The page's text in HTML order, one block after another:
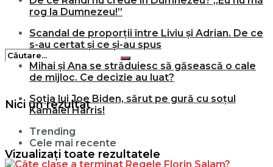
Nici un rezultat
Vizualizați toate rezultatele
rog la Dumnezeu!”
Scandal de proporții între Liviu și Adrian. De ce
s-au certat și ce și-au spus
Mihai și Ana se străduiesc să găsească o cale
de mijloc. Ce decizie au luat?
Soția lui Joe Biden, sărut pe gură cu soțul
Kamalei Harris!
Trending
Cele mai recente